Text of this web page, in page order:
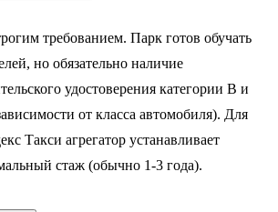
требованием. Парк готов обучать
но обязательно наличие
удостоверения категории B и
от класса автомобиля). Для
Такси агрегатор устанавливает
стаж (обычно 1-3 года).